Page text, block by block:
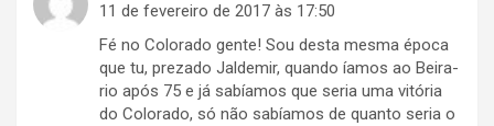
11 de fevereiro de 2017 às 17:50
Fé no Colorado gente! Sou desta mesma época
que tu, prezado Jaldemir, quando íamos ao Beira-
rio após 75 e já sabíamos que seria uma vitória
do Colorado, só não sabíamos de quanto seria o